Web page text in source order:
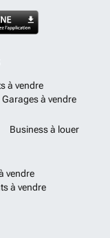
à vendre
Garages à vendre
Business à louer
vendre
à vendre